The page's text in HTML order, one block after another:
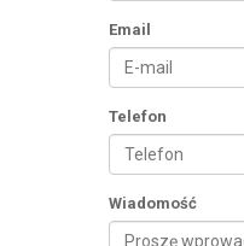
Email
Telefon
Wiadomość